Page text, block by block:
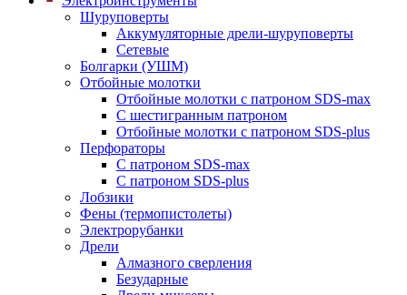
Шуруповерты
Аккумуляторные дрели-шуруповерты
Сетевые
Болгарки (УШМ)
Отбойные молотки
Отбойные молотки с патроном SDS-max
С шестигранным патроном
Отбойные молотки с патроном SDS-plus
Перфораторы
С патроном SDS-max
С патроном SDS-plus
Лобзики
Фены (термопистолеты)
Электрорубанки
Дрели
Алмазного сверления
Безударные